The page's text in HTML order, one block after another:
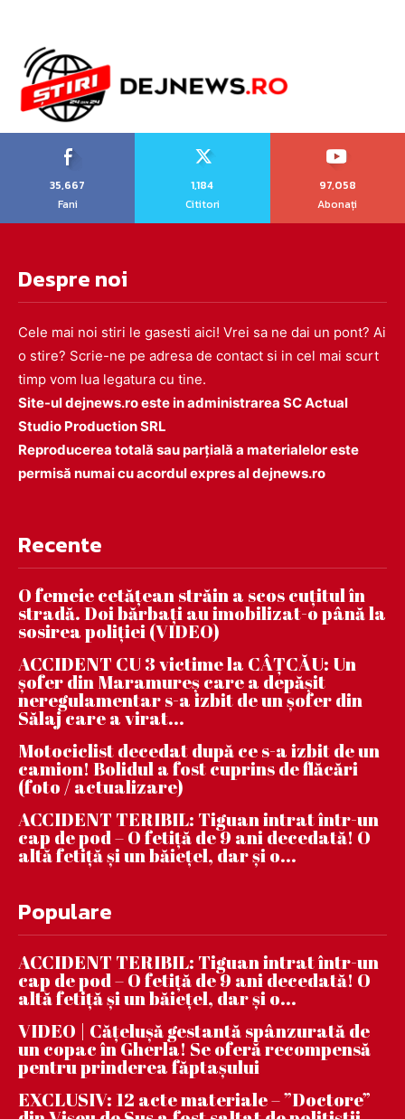
35,667
Fani
1,184
Cititori
97,058
Abonați
Despre noi
Cele mai noi stiri le gasesti aici! Vrei sa ne dai un pont? Ai
o stire? Scrie-ne pe adresa de contact si in cel mai scurt
timp vom lua legatura cu tine.
Site-ul dejnews.ro este in administrarea SC Actual
Studio Production SRL
Reproducerea totală sau parțială a materialelor este
permisă numai cu acordul expres al dejnews.ro
Recente
O femeie cetățean străin a scos cuțitul în
stradă. Doi bărbați au imobilizat-o până la
sosirea poliției (VIDEO)
ACCIDENT CU 3 victime la CÂȚCĂU: Un
șofer din Maramureș care a depășit
neregulamentar s-a izbit de un șofer din
Sălaj care a virat...
Motociclist decedat după ce s-a izbit de un
camion! Bolidul a fost cuprins de flăcări
(foto / actualizare)
ACCIDENT TERIBIL: Tiguan intrat într-un
cap de pod – O fetiță de 9 ani decedată! O
altă fetiță și un băiețel, dar și o...
Populare
ACCIDENT TERIBIL: Tiguan intrat într-un
cap de pod – O fetiță de 9 ani decedată! O
altă fetiță și un băiețel, dar și o...
VIDEO | Căţeluşă gestantă spânzurată de
un copac în Gherla! Se oferă recompensă
pentru prinderea făptaşului
EXCLUSIV: 12 acte materiale – ”Doctore”